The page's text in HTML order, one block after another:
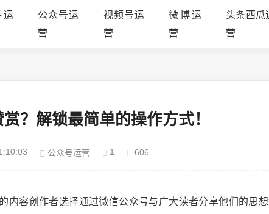
运
公众号运
营
视频号运
营
微博运
营
头条西瓜
营
？解锁最简单的操作方式！
公众号运营 1 606
内容创作者选择通过微信公众号与广大读者分享他们的思